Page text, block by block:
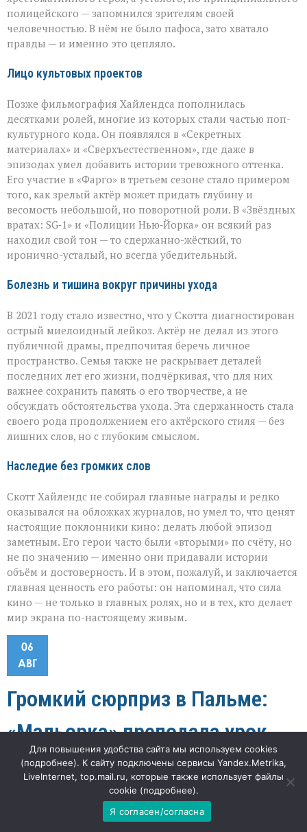
полицейского — запомнился зрителям своей
человечностью. В нём не было пафоса, зато хватало
правды — и именно это цепляло.
Лицо культовых проектов
Позже фильмография Хайлендса пополнилась
десятками ролей, многие из которых стали частью поп-
культурного кода. Он появлялся в «Секретных
материалах» и «Сверхъестественном», где даже в
эпизодах умел добавить истории тревожного оттенка.
Его участие в «Фарго» в третьем сезоне стало примером
того, как зрелый актёр может придать глубину и
весомость небольшой, но поворотной роли. В «Звёздных
вратах: SG‑1» и «Полиции Нью‑Йорка» он всякий раз
находил свой тон — то сдержанно-жёсткий, то
иронично-усталый, но всегда убедительный.
Болезнь и тишина вокруг причины ухода
В 2021 году стало известно, что у Скотта диагностирован
острый миелоидный лейкоз. Актёр не делал из этого
публичной драмы, предпочитая беречь личное
пространство. Семья также не раскрывает деталей
последних лет его жизни, подчёркивая, что для них
важнее сохранить память о его творчестве, а не
обсуждать обстоятельства ухода. Эта сдержанность стала
своего рода продолжением его актёрского стиля — без
лишних слов, но с глубоким смыслом.
Наследие без громких слов
Скотт Хайлендс не собирал главные награды и редко
оказывался на обложках журналов, но умел то, что ценят
настоящие поклонники кино: делать любой эпизод
заметным. Его герои часто были «вторыми» по счёту, но
не по значению — именно они придавали истории
объём и достоверность. И в этом, пожалуй, и заключается
главная ценность его работы: он напоминал, что сила
кино — не только в главных ролях, но и в тех, кто делает
мир экрана по-настоящему живым.
06
АВГ
Громкий сюрприз в Пальме:
«Мальорка» преподала урок
«ПСЖ»
63 Комментарии
Громкий
Для повышения удобства сайта мы используем cookies
(подробнее). К сайту подключены сервисы Yandex.Metrika,
LiveInternet, top.mail.ru, которые также использует файлы
cookie (подробнее).
Я согласен/согласна